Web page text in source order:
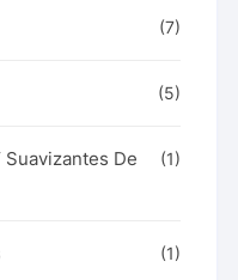
(7)
(5)
De
(1)
(1)